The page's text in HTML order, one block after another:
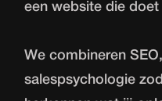
een website die
We combineren
salespsychologie